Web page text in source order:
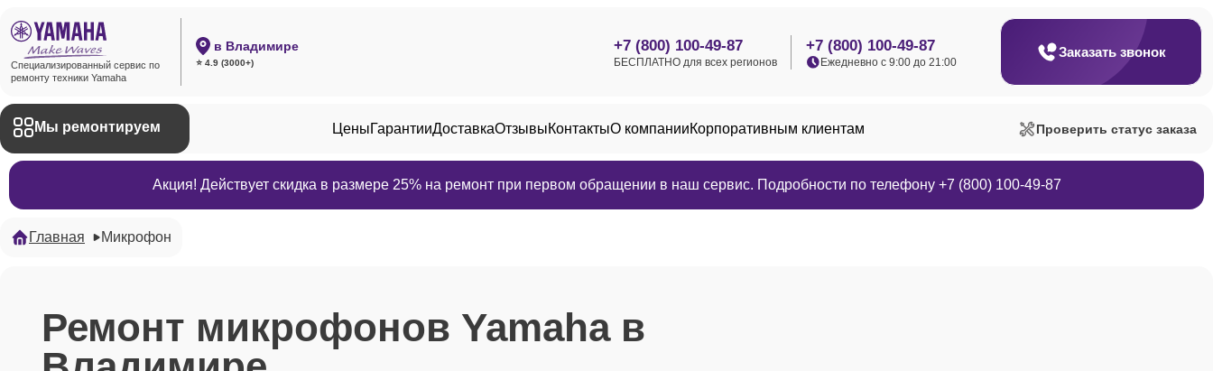
Специализированный сервис по
ремонту техники Yamaha
в Владимире
⭐ 4.9 (3000+)
+7 (800) 100-49-87
БЕСПЛАТНО для всех регионов
+7 (800) 100-49-87
Ежедневно с 9:00 до 21:00
Заказать звонок
Мы ремонтируем ЦеныГарантииДоставкаОтзывыКонтактыО компанииКорпоративным клиентам Проверить статус заказа
Акция! Действует скидка в размере 25% на ремонт при первом обращении в наш сервис. Подробности по телефону +7 (800) 100-49-87
Главная Микрофон
Ремонт микрофонов Yamaha в